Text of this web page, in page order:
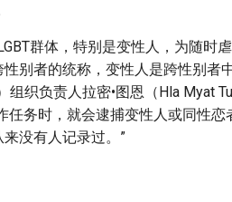
群体，特别是变性人，为随时
别者的统称，变性人是跨性别者
织负责人拉密•图恩（Hla Myat
务时，就会逮捕变性人或同性恋
没有人记录过。”